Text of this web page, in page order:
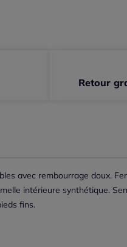
avec rembourrage doux.
intérieure synthétique.
fins.
Retour